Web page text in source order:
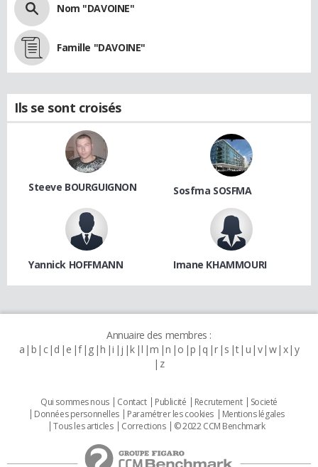
Nom "DAVOINE"
Famille "DAVOINE"
Ils se sont croisés
Steeve BOURGUIGNON Sosfma SOSFMA
Yannick HOFFMANN Imane KHAMMOURI
Annuaire des membres :
a b c d e f g h i j k l m n o p q r s t u v w x y
z
Qui sommes nous Contact Publicité Recrutement
Societé
Données personnelles
Paramétrer les cookies
Mentions légales
Tous les articles
Corrections © 2022 CCM Benchmark